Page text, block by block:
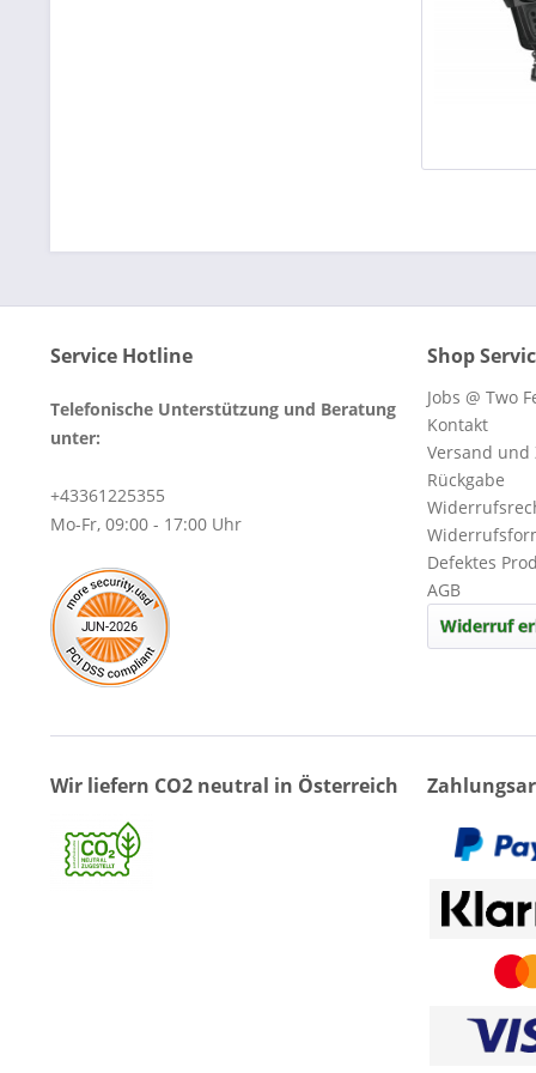
Service Hotline
Telefonische Unterstützung und Beratung
unter:
+43361225355
Mo-Fr, 09:00 - 17:00 Uhr
Shop
Jobs @ Two
Kontakt
Versand
Rückgabe
Defektes
AGB
Widerruf
Wir liefern CO2 neutral in Österreich